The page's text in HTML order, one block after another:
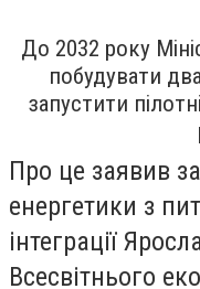
До 2032 року
побудувати
запустити
Про це заявив
енергетики з
інтеграції
Всесвітнього